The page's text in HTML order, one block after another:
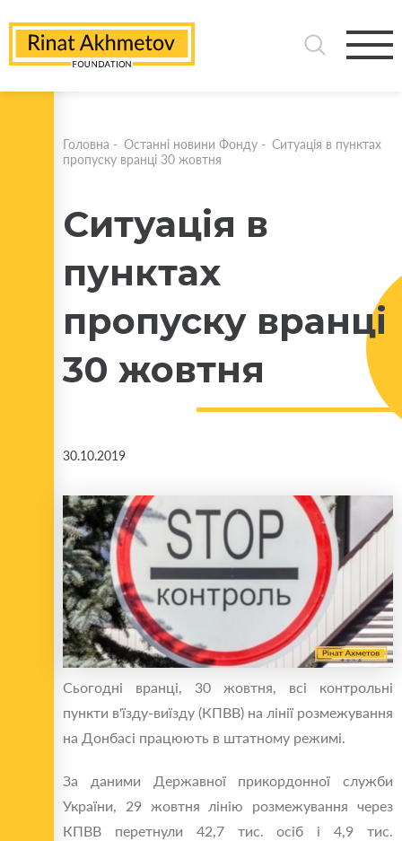
Головна - Останні новини Фонду - Ситуація в пунктах
пропуску вранці 30 жовтня
Ситуація в
пунктах
пропуску вранці
30 жовтня
30.10.2019
Сьогодні вранці, 30 жовтня, всі контрольні
пункти в'їзду-виїзду (КПВВ) на лінії розмежування
на Донбасі працюють в штатному режимі.
За даними Державної прикордонної служби
України, 29 жовтня лінію розмежування через
КПВВ перетнули 42,7 тис. осіб і 4,9 тис.